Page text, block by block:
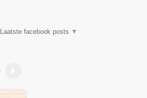
Laatste facebook posts ▼